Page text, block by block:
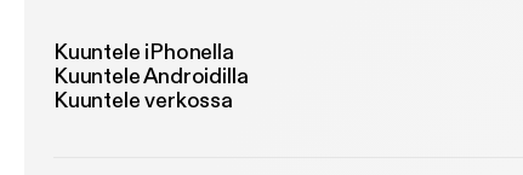
Kuuntele iPhonella
Kuuntele Androidilla
Kuuntele verkossa